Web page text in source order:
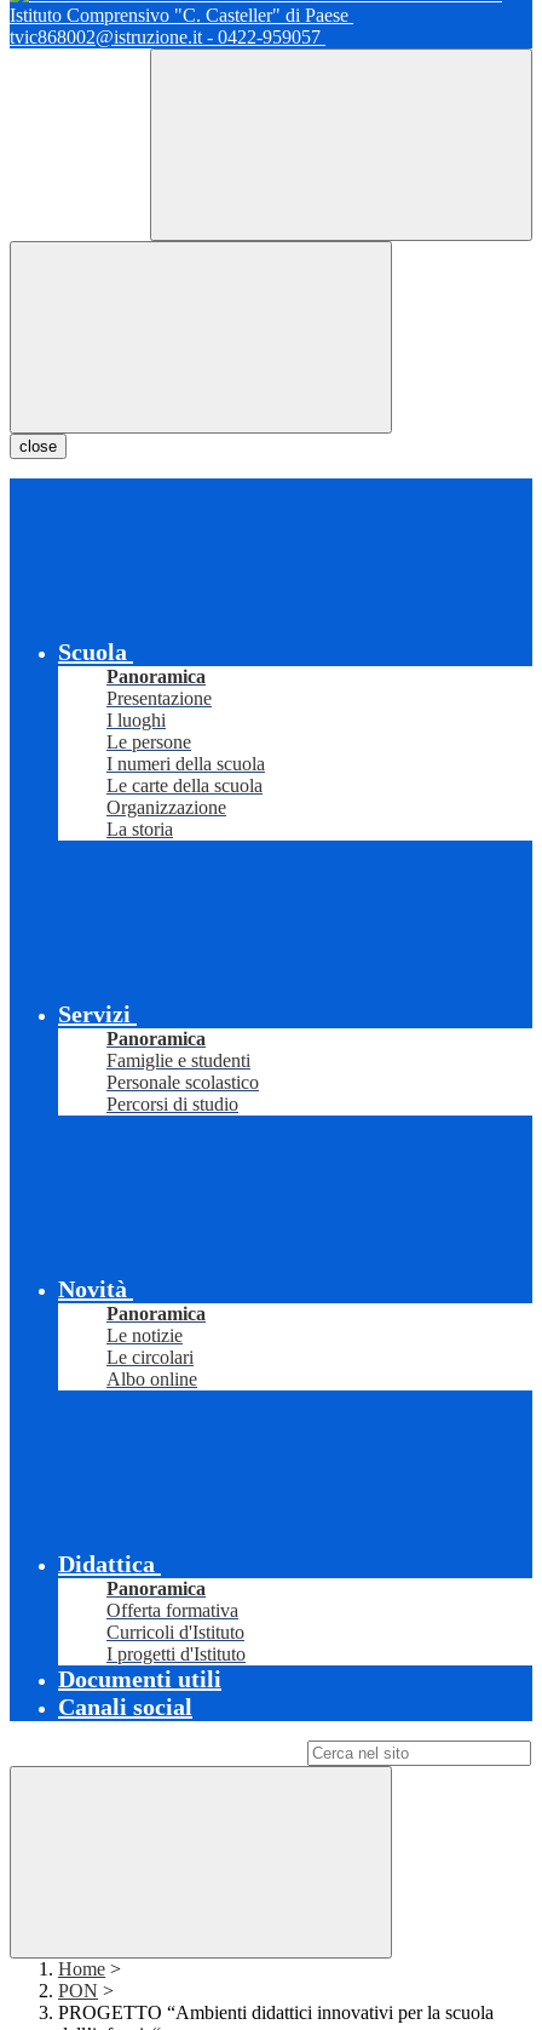
Istituto Comprensivo "C. Casteller" di Paese
tvic868002@istruzione.it - 0422-959057
close
Scuola
Panoramica
Presentazione
I luoghi
Le persone
I numeri della scuola
Le carte della scuola
Organizzazione
La storia
Servizi
Panoramica
Famiglie e studenti
Personale scolastico
Percorsi di studio
Novità
Panoramica
Le notizie
Le circolari
Albo online
Didattica
Panoramica
Offerta formativa
Curricoli d'Istituto
I progetti d'Istituto
Documenti utili
Canali social
Home >
PON >
PROGETTO “Ambienti didattici innovativi per la scuola